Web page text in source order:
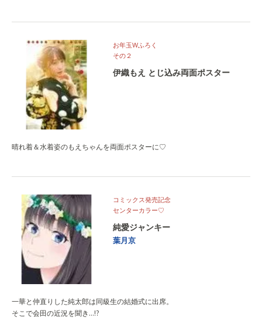
お年玉Wふろく
その２
伊織もえ とじ込み両面ポスター
晴れ着＆水着姿のもえちゃんを両面ポスターに♡
コミックス発売記念
センターカラー♡
純愛ジャンキー
葉月京
一華と仲直りした純太郎は同級生の結婚式に出席。
そこで会田の近況を聞き…!?